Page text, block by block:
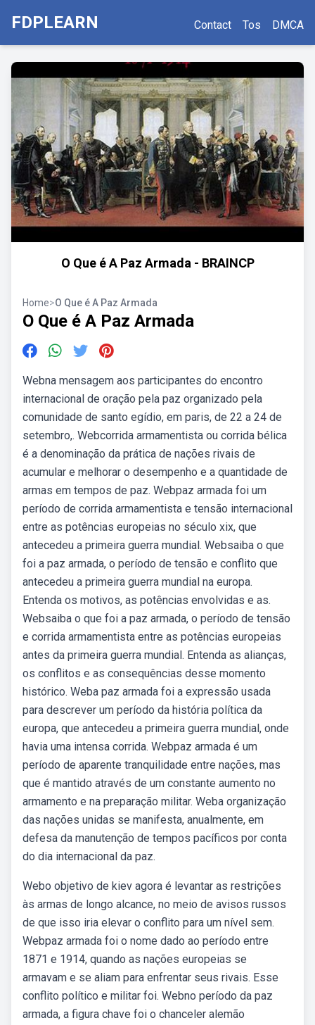
FDPLEARN Contact Tos DMCA
O Que é A Paz Armada - BRAINCP
Home>O Que é A Paz Armada
O Que é A Paz Armada
Webna mensagem aos participantes do encontro
internacional de oração pela paz organizado pela
comunidade de santo egídio, em paris, de 22 a 24 de
setembro,. Webcorrida armamentista ou corrida bélica
é a denominação da prática de nações rivais de
acumular e melhorar o desempenho e a quantidade de
armas em tempos de paz. Webpaz armada foi um
período de corrida armamentista e tensão internacional
entre as potências europeias no século xix, que
antecedeu a primeira guerra mundial. Websaiba o que
foi a paz armada, o período de tensão e conflito que
antecedeu a primeira guerra mundial na europa.
Entenda os motivos, as potências envolvidas e as.
Websaiba o que foi a paz armada, o período de tensão
e corrida armamentista entre as potências europeias
antes da primeira guerra mundial. Entenda as alianças,
os conflitos e as consequências desse momento
histórico. Weba paz armada foi a expressão usada
para descrever um período da história política da
europa, que antecedeu a primeira guerra mundial, onde
havia uma intensa corrida. Webpaz armada é um
período de aparente tranquilidade entre nações, mas
que é mantido através de um constante aumento no
armamento e na preparação militar. Weba organização
das nações unidas se manifesta, anualmente, em
defesa da manutenção de tempos pacíficos por conta
do dia internacional da paz.
Webo objetivo de kiev agora é levantar as restrições
às armas de longo alcance, no meio de avisos russos
de que isso iria elevar o conflito para um nível sem.
Webpaz armada foi o nome dado ao período entre
1871 e 1914, quando as nações europeias se
armavam e se aliam para enfrentar seus rivais. Esse
conflito político e militar foi. Webno período da paz
armada, a figura chave foi o chanceler alemão